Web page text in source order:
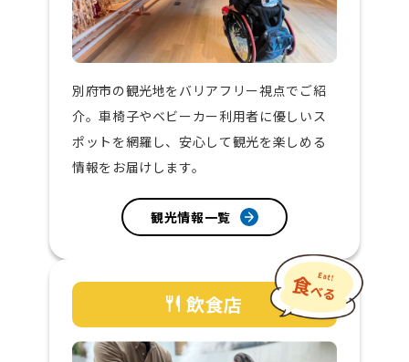
別府市の観光地をバリアフリー視点でご紹
介。車椅子やベビーカー利用者に優しいス
ポットを網羅し、安心して観光を楽しめる
情報をお届けします。
観光情報一覧
飲食店